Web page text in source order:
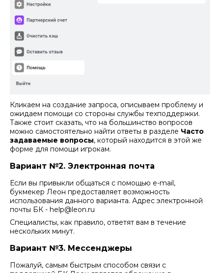
Кликаем на создание запроса, описываем проблему и
ожидаем помощи со стороны службы техподдержки.
Также стоит сказать, что на большинство вопросов
можно самостоятельно найти ответы в разделе Часто
задаваемые вопросы, который находится в этой же
форме для помощи игрокам.
Вариант №2. Электронная почта
Если вы привыкли общаться с помощью e-mail,
букмекер Леон предоставляет возможность
использования данного варианта. Адрес электронной
почты БК - help@leon.ru
Специалисты, как правило, ответят вам в течение
нескольких минут.
Вариант №3. Мессенджеры
Пожалуй, самым быстрым способом связи с